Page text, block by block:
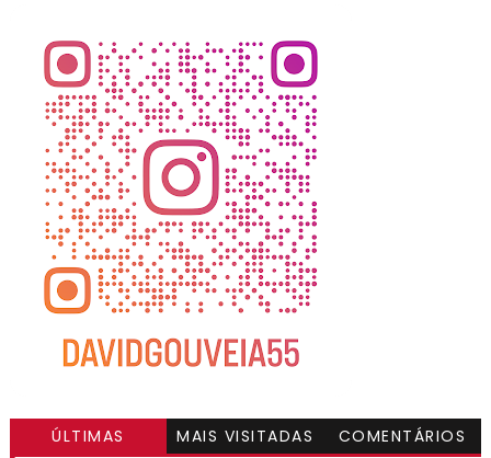
ÚLTIMAS MAIS VISITADAS COMENTÁRIOS